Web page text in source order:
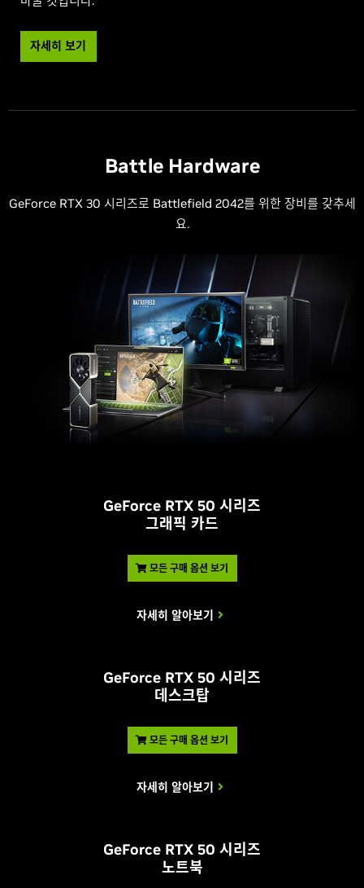
자세히 보기
Battle Hardware
GeForce RTX 30 시리즈로 Battlefield 2042를 위한 장비를 갖추세
요.
GeForce RTX 50 시리즈
그래픽 카드
모든 구매 옵션 보기
자세히 알아보기
GeForce RTX 50 시리즈
데스크탑
모든 구매 옵션 보기
자세히 알아보기
GeForce RTX 50 시리즈
노트북